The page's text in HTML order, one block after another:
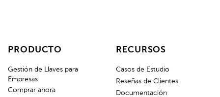
PRODUCTO
Gestión de Llaves para
Empresas
Comprar ahora
RECURSOS
Casos de Estudio
Reseñas de Clientes
Documentación